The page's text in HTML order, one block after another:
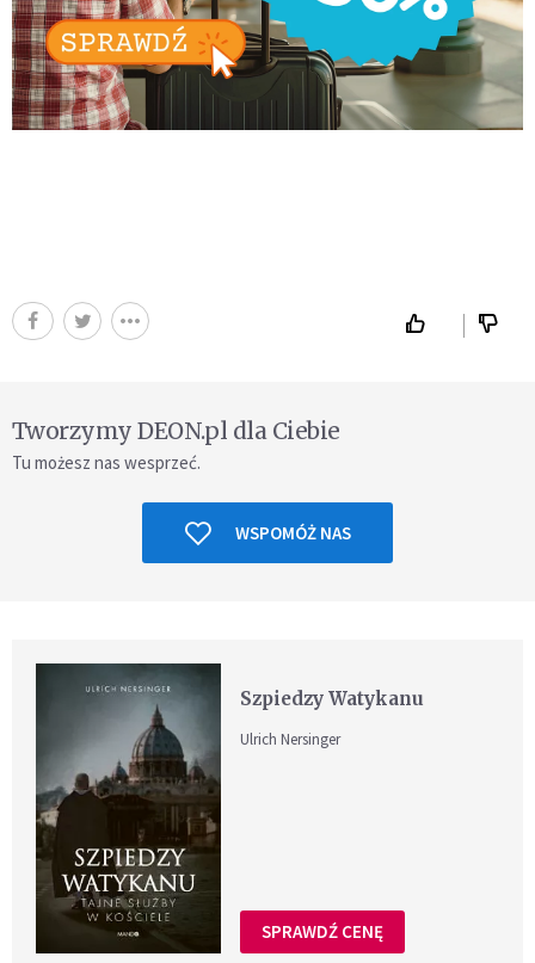
Tworzymy DEON.pl dla Ciebie
Tu możesz nas wesprzeć.
WSPOMÓŻ NAS
Szpiedzy Watykanu
Ulrich Nersinger
SPRAWDŹ CENĘ